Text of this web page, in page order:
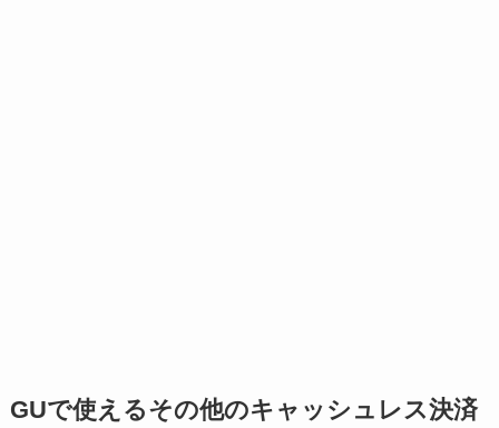
GUで使えるその他のキャッシュレス決済